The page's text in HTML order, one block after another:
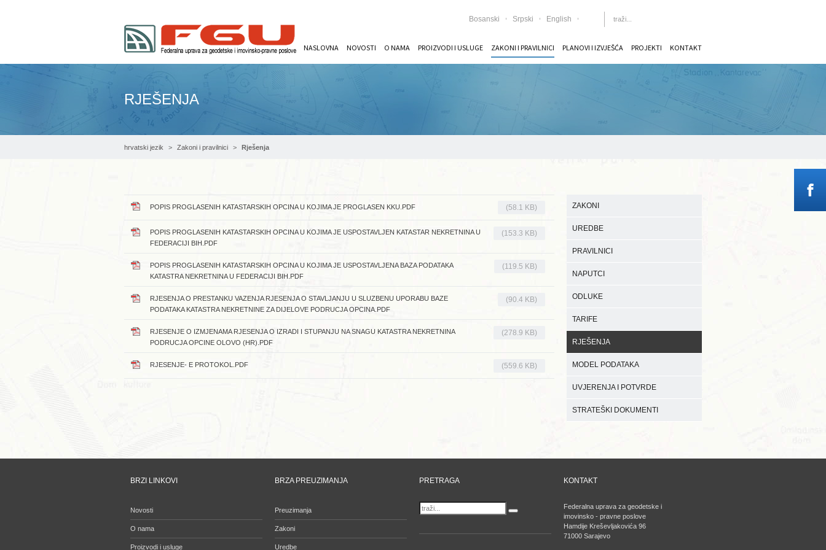
Bosanski Srpski English
NASLOVNA NOVOSTI O NAMA PROIZVODI I USLUGE ZAKONI I PRAVILNICI PLANOVI I IZVJEŠĆA PROJEKTI KONTAKT
RJEŠENJA
hrvatski jezik Zakoni i pravilnici Rješenja
POPIS PROGLASENIH KATASTARSKIH OPCINA U KOJIMA JE PROGLASEN KKU.PDF (58.1 KB)
POPIS PROGLASENIH KATASTARSKIH OPCINA U KOJIMA JE USPOSTAVLJEN KATASTAR NEKRETNINA U
FEDERACIJI BIH.PDF
(153.3 KB)
POPIS PROGLASENIH KATASTARSKIH OPCINA U KOJIMA JE USPOSTAVLJENA BAZA PODATAKA
KATASTRA NEKRETNINA U FEDERACIJI BIH.PDF
(119.5 KB)
RJESENJA O PRESTANKU VAZENJA RJESENJA O STAVLJANJU U SLUZBENU UPORABU BAZE
PODATAKA KATASTRA NEKRETNINE ZA DIJELOVE PODRUCJA OPCINA.PDF
(90.4 KB)
RJESENJE O IZMJENAMA RJESENJA O IZRADI I STUPANJU NA SNAGU KATASTRA NEKRETNINA
PODRUCJA OPCINE OLOVO (HR).PDF
(278.9 KB)
RJESENJE- E PROTOKOL.PDF (559.6 KB)
ZAKONI
UREDBE
PRAVILNICI
NAPUTCI
ODLUKE
TARIFE
RJEŠENJA
MODEL PODATAKA
UVJERENJA I POTVRDE
STRATEŠKI DOKUMENTI
BRZI LINKOVI
Novosti
O nama
Proizvodi i usluge
BRZA PREUZIMANJA
Preuzimanja
Zakoni
Uredbe
PRETRAGA KONTAKT
Federalna uprava za geodetske i
imovinsko - pravne poslove
Hamdije Kreševljakovića 96
71000 Sarajevo